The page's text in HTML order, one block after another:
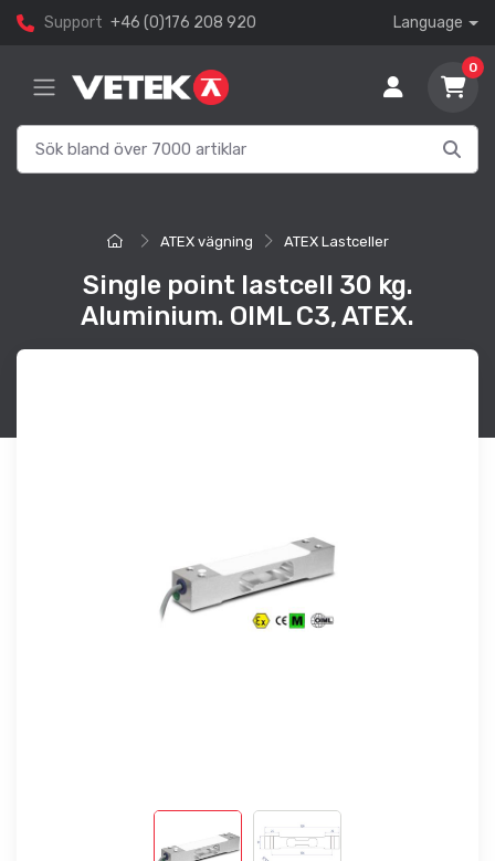
Support +46 (0)176 208 920 Language
0
ATEX vägning ATEX Lastceller
Single point lastcell 30 kg.
Aluminium. OIML C3, ATEX.